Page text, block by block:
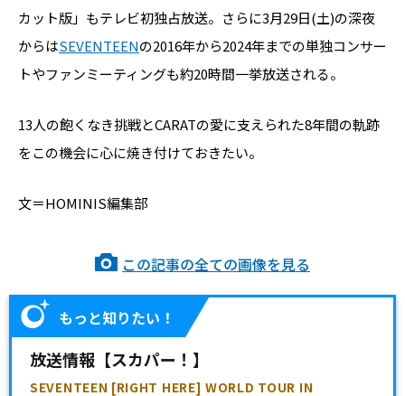
カット版」もテレビ初独占放送。さらに3月29日(土)の深夜
からはSEVENTEENの2016年から2024年までの単独コンサー
トやファンミーティングも約20時間一挙放送される。
13人の飽くなき挑戦とCARATの愛に支えられた8年間の軌跡
をこの機会に心に焼き付けておきたい。
文＝HOMINIS編集部
この記事の全ての画像を見る
もっと知りたい！
放送情報【スカパー！】
SEVENTEEN [RIGHT HERE] WORLD TOUR IN